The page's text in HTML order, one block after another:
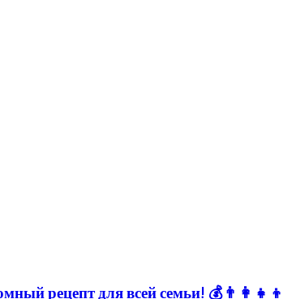
рецепт для всей семьи! 💰👨👩👧👦